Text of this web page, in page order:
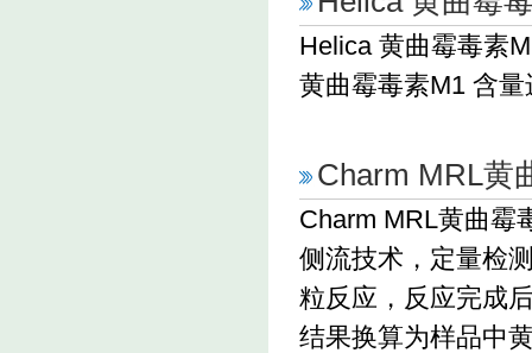
Helica 黄曲霉毒素
黄曲霉毒素M1 含
Charm MRL黄
Charm MRL黄曲霉
侧流技术，定量检
粒反应，反应完成
结果换算为样品中